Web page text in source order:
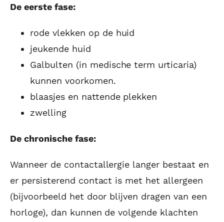
De eerste fase:
rode vlekken op de huid
jeukende huid
Galbulten (in medische term urticaria)
kunnen voorkomen.
blaasjes en nattende plekken
zwelling
De chronische fase:
Wanneer de contactallergie langer bestaat en
er persisterend contact is met het allergeen
(bijvoorbeeld het door blijven dragen van een
horloge), dan kunnen de volgende klachten